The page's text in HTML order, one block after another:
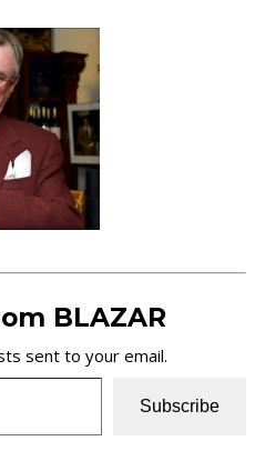
BLAZAR
sent to your email.
Subscribe